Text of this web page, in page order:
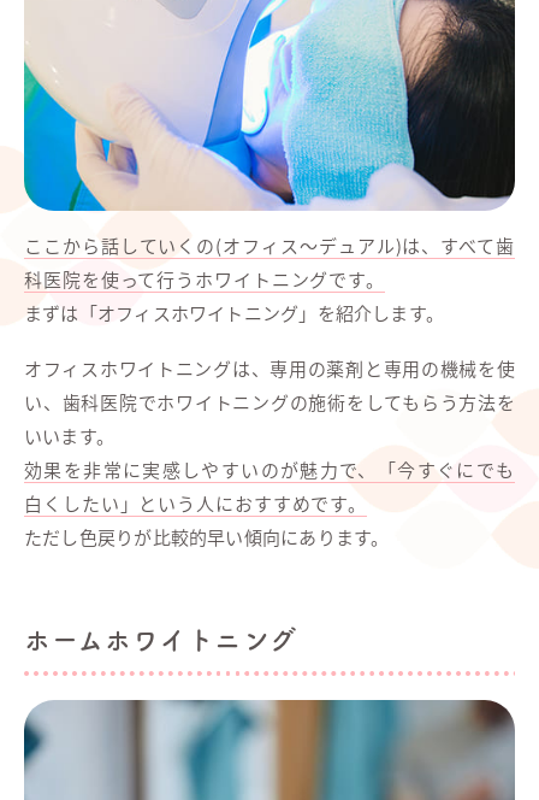
ここから話していくの(オフィス〜デュアル)は、すべて歯
科医院を使って行うホワイトニングです。
まずは「オフィスホワイトニング」を紹介します。
オフィスホワイトニングは、専用の薬剤と専用の機械を使
い、歯科医院でホワイトニングの施術をしてもらう方法を
いいます。
効果を非常に実感しやすいのが魅力で、「今すぐにでも
白くしたい」という人におすすめです。
ただし色戻りが比較的早い傾向にあります。
ホームホワイトニング